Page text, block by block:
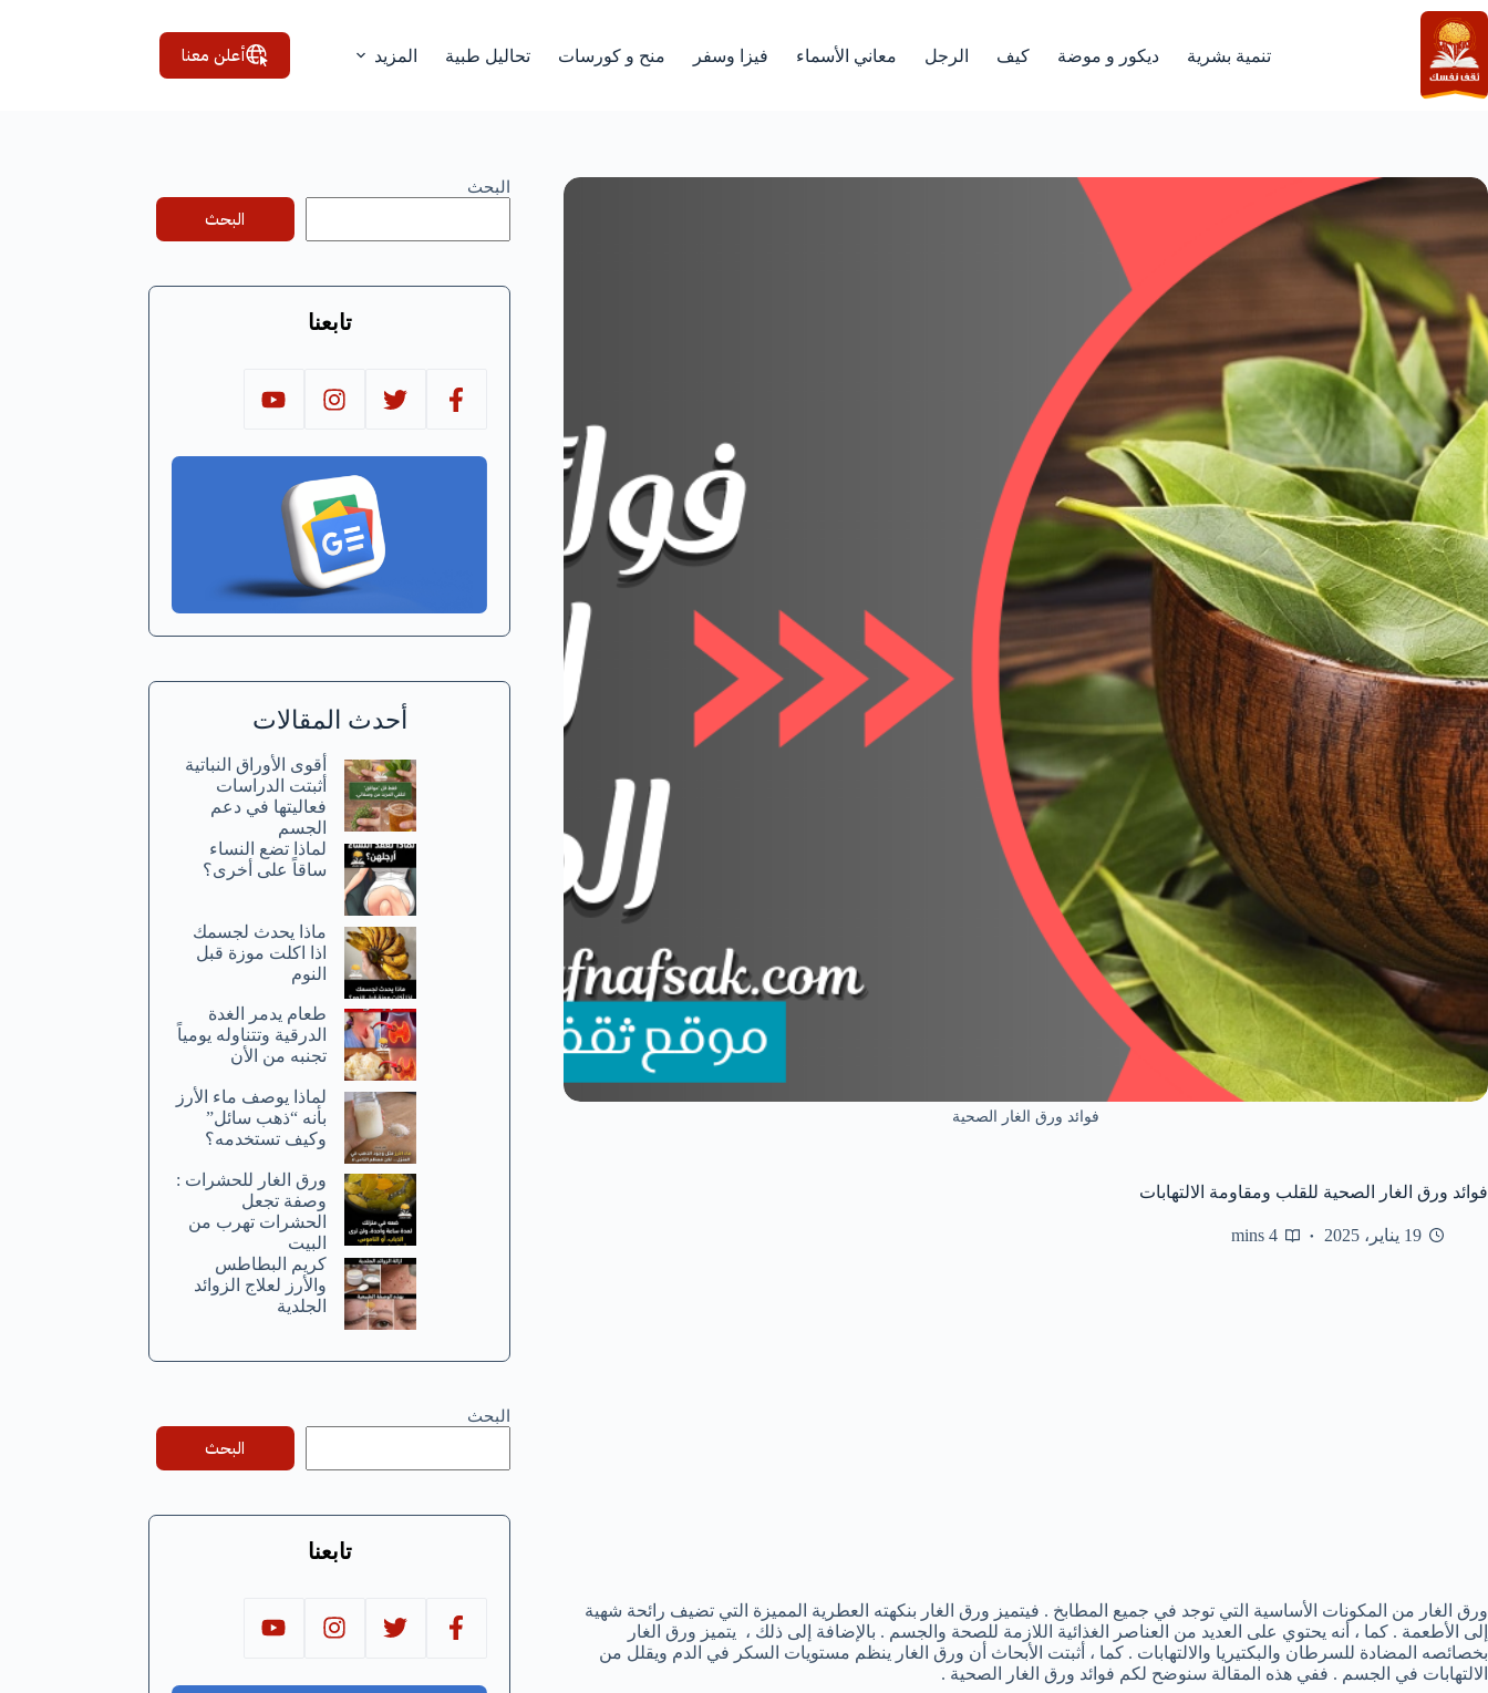
التجاوز
إلى
المحتوى
تنمية بشرية ديكور و موضة كيف الرجل معاني الأسماء فيزا وسفر منح و كورسات تحاليل طبية المزيد أعلن معنا
فوائد ورق الغار الصحية
فوائد ورق الغار الصحية للقلب ومقاومة الالتهابات
19 يناير، 2025 4 mins
ورق الغار من المكونات الأساسية التي توجد في جميع المطابخ . فيتميز ورق الغار بنكهته العطرية المميزة التي تضيف رائحة شهية
إلى الأطعمة . كما ، أنه يحتوي على العديد من العناصر الغذائية اللازمة للصحة والجسم . بالإضافة إلى ذلك ، يتميز ورق الغار
بخصائصه المضادة للسرطان والبكتيريا والالتهابات . كما ، أثبتت الأبحاث أن ورق الغار ينظم مستويات السكر في الدم ويقلل من
الالتهابات في الجسم . ففي هذه المقالة سنوضح لكم فوائد ورق الغار الصحية .
البحث
البحث
تابعنا
أحدث المقالات
أقوى الأوراق النباتية
أثبتت الدراسات
فعاليتها في دعم
الجسم
لماذا تضع النساء
ساقاً على أخرى؟
ماذا يحدث لجسمك
اذا اكلت موزة قبل
النوم
طعام يدمر الغدة
الدرقية وتتناوله يومياً
تجنبه من الأن
لماذا يوصف ماء الأرز
بأنه “ذهب سائل”
وكيف تستخدمه؟
ورق الغار للحشرات :
وصفة تجعل
الحشرات تهرب من
البيت
كريم البطاطس
والأرز لعلاج الزوائد
الجلدية
البحث
البحث
تابعنا